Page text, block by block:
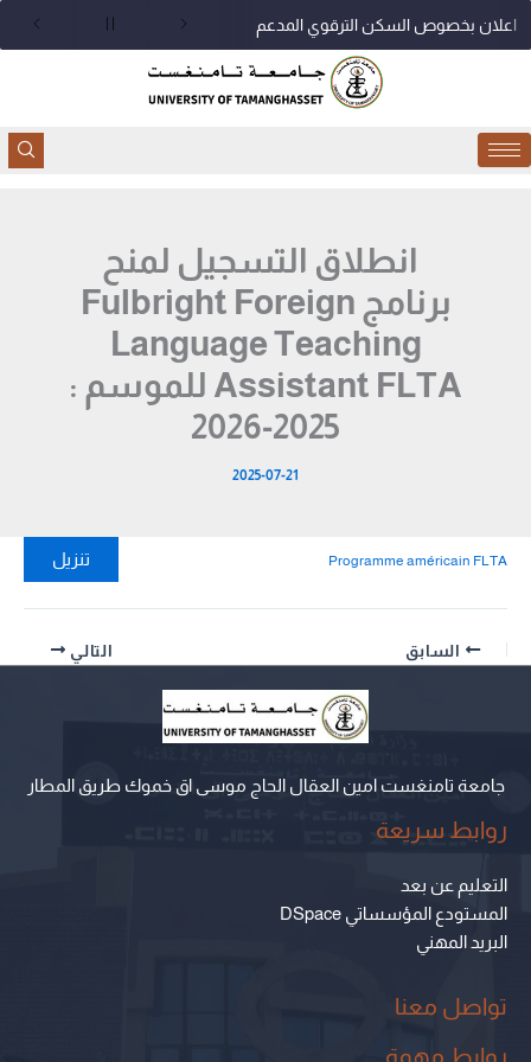
اعلان بخصوص السكن الترقوي المدعم
انطلاق التسجيل لمنح
برنامج Fulbright Foreign
Language Teaching
Assistant FLTA للموسم :
2025-2026
2025-07-21
Programme américain FLTA تنزيل
السابق التالي
جامعة تامنغست امين العقال الحاج موسى اق خموك طريق المطار
روابط سريعة
التعليم عن بعد
المستودع المؤسساتي DSpace
البريد المهني
تواصل معنا
روابط مهمة